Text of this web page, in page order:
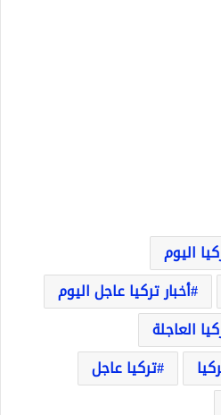
اليوم
أخبار تركيا عاجل اليوم
العاجلة
تركيا عاجل